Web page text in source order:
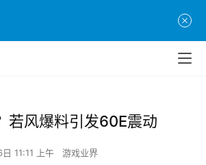
若风爆料引发60E震动
11:11 上午 游戏业界